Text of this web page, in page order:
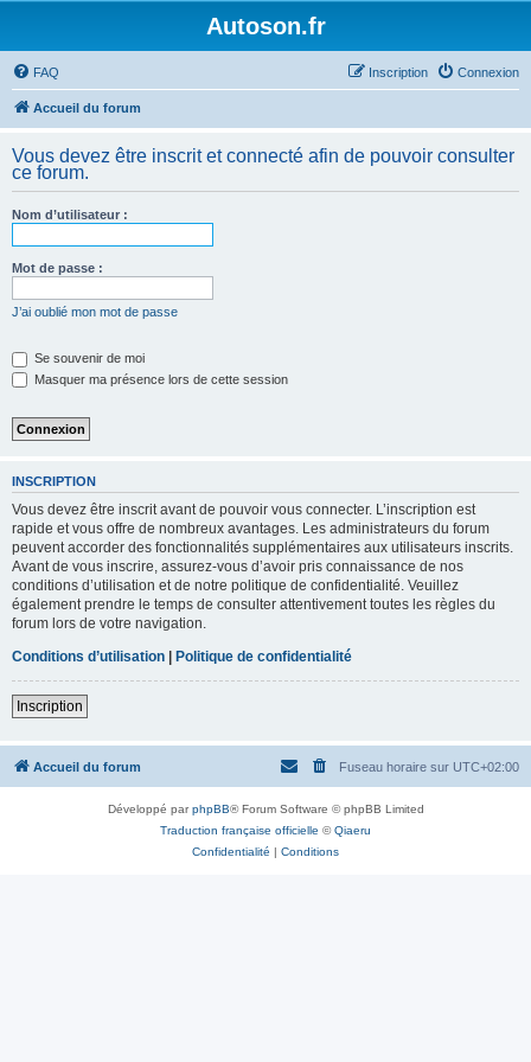
Autoson.fr
FAQ Connexion
Inscription
Accueil du forum
Vous devez être inscrit et connecté afin de pouvoir consulter
ce forum.
Nom d’utilisateur :
Mot de passe :
J’ai oublié mon mot de passe
Se souvenir de moi
Masquer ma présence lors de cette session
INSCRIPTION
Vous devez être inscrit avant de pouvoir vous connecter. L’inscription est
rapide et vous offre de nombreux avantages. Les administrateurs du forum
peuvent accorder des fonctionnalités supplémentaires aux utilisateurs inscrits.
Avant de vous inscrire, assurez-vous d’avoir pris connaissance de nos
conditions d’utilisation et de notre politique de confidentialité. Veuillez
également prendre le temps de consulter attentivement toutes les règles du
forum lors de votre navigation.
Conditions d’utilisation | Politique de confidentialité
Inscription
Accueil du forum Fuseau horaire sur UTC+02:00
Développé parphpBB® Forum Software © phpBB Limited
Traduction française officielle ©Qiaeru
Confidentialité | Conditions